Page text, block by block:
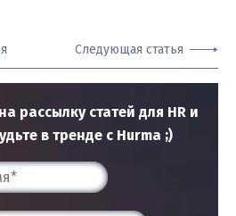
Следующая статья
рассылку статей для HR и
в тренде с Hurma ;)